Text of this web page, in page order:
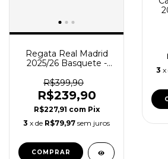
Regata Real Madrid
2025/26 Basquete -
R$399,90
R$239,90
R$227,91 com Pix
3 x de R$79,97 sem juros
COMPRAR
3 x